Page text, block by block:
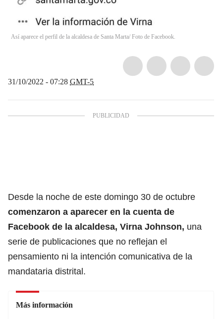
Así aparece el perfil de la alcaldesa de Santa Marta/ Foto de Facebook.
31/10/2022 - 07:28 GMT-5
Desde la noche de este domingo 30 de octubre
comenzaron a aparecer en la cuenta de
Facebook de la alcaldesa, Virna Johnson, una
serie de publicaciones que no reflejan el
pensamiento ni la intención comunicativa de la
mandataria distrital.
Más información